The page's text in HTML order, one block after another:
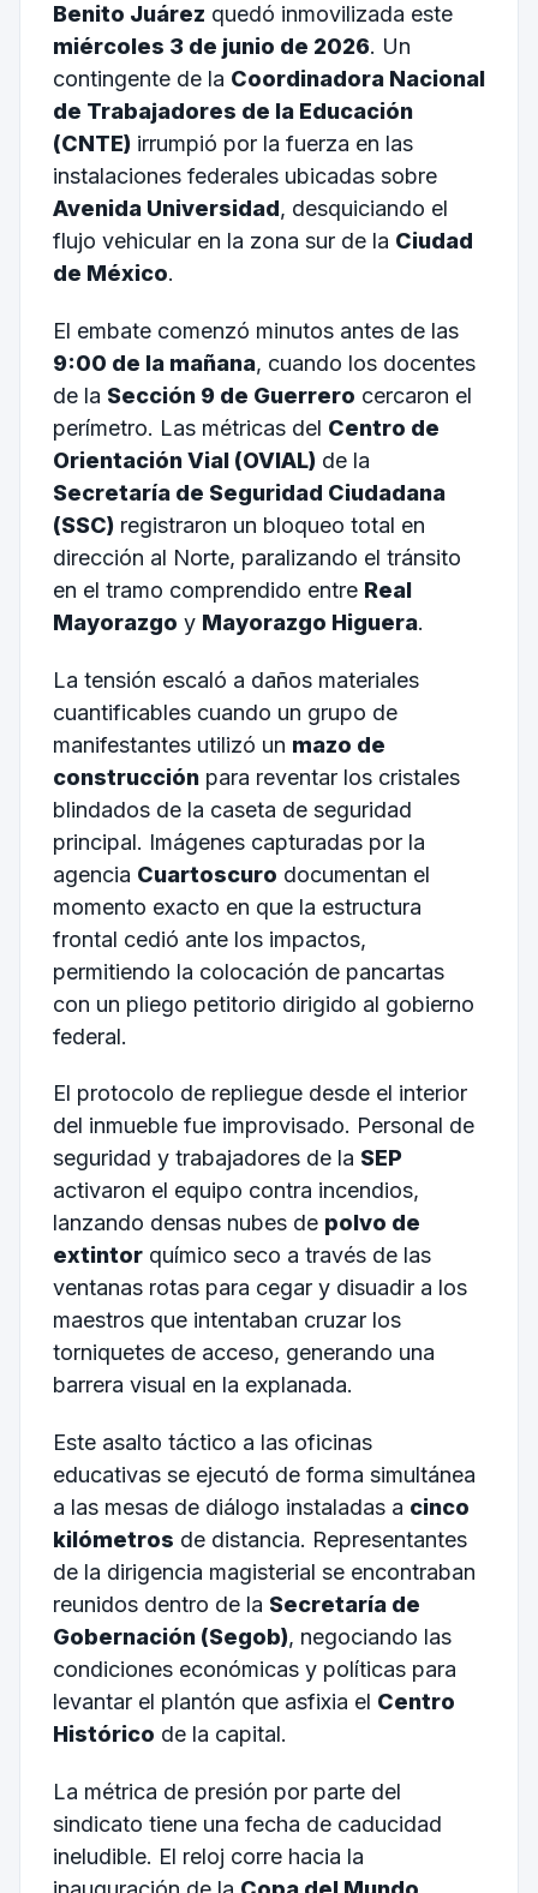
Benito Juárez quedó inmovilizada este
miércoles 3 de junio de 2026. Un
contingente de la Coordinadora Nacional
de Trabajadores de la Educación
(CNTE)irrumpió por la fuerza en las
instalaciones federales ubicadas sobre
Avenida Universidad, desquiciando el
flujo vehicular en la zona sur de la Ciudad
de México.
El embate comenzó minutos antes de las
9:00 de la mañana, cuando los docentes
de la Sección 9 de Guerrero cercaron el
perímetro. Las métricas del Centro de
Orientación Vial (OVIAL)de la
Secretaría de Seguridad Ciudadana
(SSC)registraron un bloqueo total en
dirección al Norte, paralizando el tránsito
en el tramo comprendido entre Real
Mayorazgo y Mayorazgo Higuera.
La tensión escaló a daños materiales
cuantificables cuando un grupo de
manifestantes utilizó un mazo de
construcciónpara reventar los cristales
blindados de la caseta de seguridad
principal. Imágenes capturadas por la
agencia Cuartoscuro documentan el
momento exacto en que la estructura
frontal cedió ante los impactos,
permitiendo la colocación de pancartas
con un pliego petitorio dirigido al gobierno
federal.
El protocolo de repliegue desde el interior
del inmueble fue improvisado. Personal de
seguridad y trabajadores de la SEP
activaron el equipo contra incendios,
lanzando densas nubes de polvo de
extintorquímico seco a través de las
ventanas rotas para cegar y disuadir a los
maestros que intentaban cruzar los
torniquetes de acceso, generando una
barrera visual en la explanada.
Este asalto táctico a las oficinas
educativas se ejecutó de forma simultánea
a las mesas de diálogo instaladas a cinco
kilómetros de distancia. Representantes
de la dirigencia magisterial se encontraban
reunidos dentro de la Secretaría de
Gobernación (Segob), negociando las
condiciones económicas y políticas para
levantar el plantón que asfixia el Centro
Histórico de la capital.
La métrica de presión por parte del
sindicato tiene una fecha de caducidad
ineludible. El reloj corre hacia la